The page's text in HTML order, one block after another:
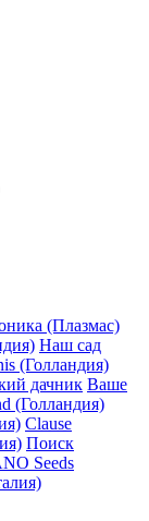
(Плазмас)
Наш сад
(Голландия)
дачник Ваше
(Голландия)
Clause
Поиск
Seeds